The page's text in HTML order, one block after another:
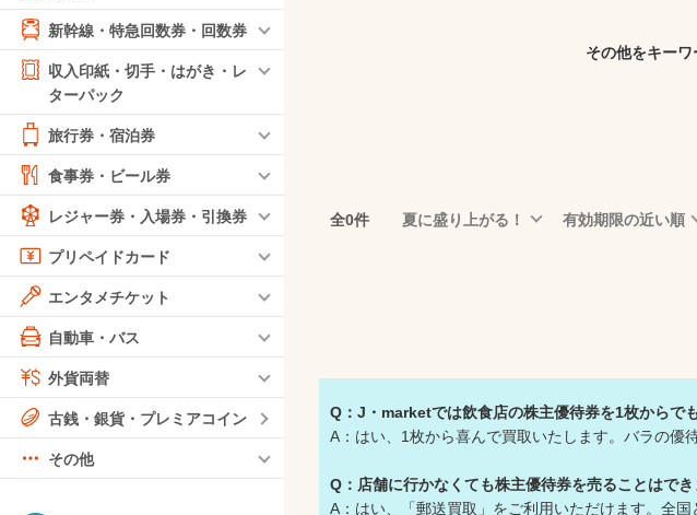
新幹線・特急回数券・回数券
収入印紙・切手・はがき・レ
ターパック
旅行券・宿泊券
食事券・ビール券
レジャー券・入場券・引換券
プリペイドカード
エンタメチケット
自動車・バス
外貨両替
古銭・銀貨・プレミアコイン
その他
その他をキー
全0件 夏に盛り上がる！ 有効期限の近い順
Q：J・marketでは飲食店の株主優待券を1枚からで
A：はい、1枚から喜んで買取いたします。バラの優
Q：店舗に行かなくても株主優待券を売ることはでき
A：はい、「郵送買取」をご利用いただけます。全国